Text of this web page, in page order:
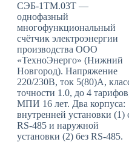
СЭБ-1ТМ.03Т —
однофазный
многофункциональный
счётчик электроэнергии
производства ООО
«ТехноЭнерго» (Нижний
Новгород). Напряжение
220/230В, ток 5(80)А,
точности 1.0, до 4
МПИ 16 лет. Два корпуса:
внутренней установки (1)
RS-485 и наружной
установки (2) без RS-485.